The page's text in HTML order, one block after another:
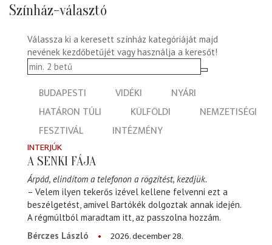
Színház-választó
Válassza ki a keresett színház kategóriáját majd
nevének kezdőbetűjét vagy használja a keresőt!
BUDAPESTI VIDÉKI
NYÁRI
HATÁRON TÚLI
KÜLFÖLDI
NEMZETISÉGI
FESZTIVÁL
INTÉZMÉNY
INTERJÚK
A SENKI FÁJA
Árpád, elindítom a telefonon a rögzítést, kezdjük.
– Velem ilyen tekerős izével kellene felvenni ezt a
beszélgetést, amivel Bartókék dolgoztak annak idején.
A régmúltból maradtam itt, az passzolna hozzám.
Bérczes László
2026. december 28.